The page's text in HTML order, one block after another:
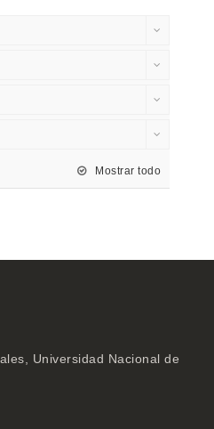
Mostrar todo
Universidad Nacional de